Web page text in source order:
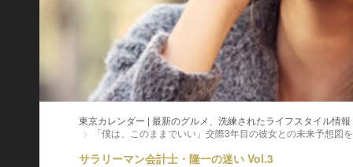
東京カレンダー | 最新のグルメ、洗練されたライフスタイル情報
「僕は、このままでいい」交際3年目の彼女との未来予想図
サラリーマン会計士・隆一の迷い Vol.3